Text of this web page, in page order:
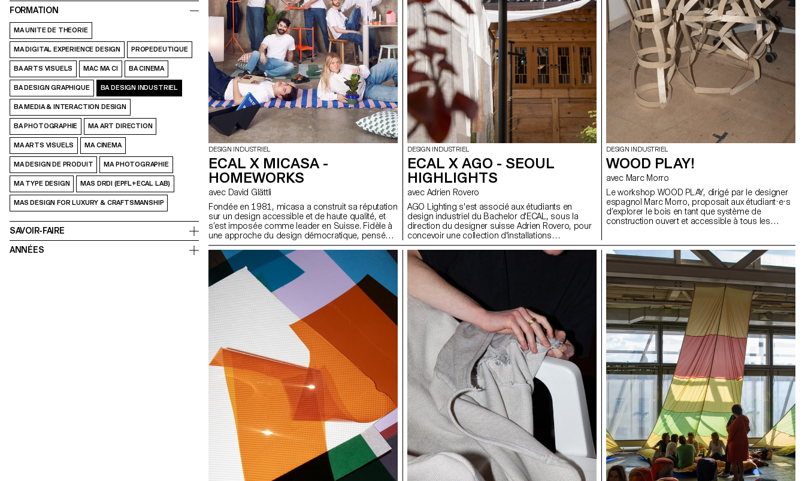
FORMATION
MA UNITE DE THEORIE
MA DIGITAL EXPERIENCE DESIGN PROPEDEUTIQUE
BA ARTS VISUELS MAC MA CI BA CINEMA
BA DESIGN GRAPHIQUE BA DESIGN INDUSTRIEL
BA MEDIA & INTERACTION DESIGN
BA PHOTOGRAPHIE MA ART DIRECTION
MA ARTS VISUELS MA CINEMA
MA DESIGN DE PRODUIT MA PHOTOGRAPHIE
MA TYPE DESIGN MAS DRDI (EPFL+ECAL LAB)
MAS DESIGN FOR LUXURY & CRAFTSMANSHIP
SAVOIR-FAIRE
ANNÉES
DESIGN INDUSTRIEL
ECAL X MICASA -
HOMEWORKS
avec David Glättli
Fondée en 1981, micasa a construit sa réputation
sur un design accessible et de haute qualité, et
s’est imposée comme leader en Suisse. Fidèle à
une approche du design démocratique, pensée
pour s’intégrer naturellement au quotidien,
l’entreprise s’est associée à l'ECAL pour
développer HOMEWORKS, une collection limitée
invitant une nouvelle génération à repenser la
manière dont les espaces de vie se façonnent et
la façon dont le design peut devenir une présence
active et porteuse de sens dans les usages de
tous les jours.
DESIGN INDUSTRIEL
ECAL X AGO - SEOUL
HIGHLIGHTS
avec Adrien Rovero
AGO Lighting s'est associé aux étudiants en
design industriel du Bachelor d'ECAL, sous la
direction du designer suisse Adrien Rovero, pour
concevoir une collection d'installations
lumineuses destinées à des lieux publics tels que
des musées, des halls d'hôtel, des cafés, etc. En
mettant principalement l'accent sur l'aspect
spatial de la lumière, notre approche a consisté à
concevoir des structures lumineuses à partir des
composants fournis par AGO et inspirées par le
tissu urbain de Séoul, plutôt que de créer de
simples lampes.
DESIGN INDUSTRIEL
WOOD PLAY!
avec Marc Morro
Le workshop WOOD PLAY, dirigé par le designer
espagnol Marc Morro, proposait aux étudiant·e·s
d’explorer le bois en tant que système de
construction ouvert et accessible à tous les
modules ludiques et reconfigurables, exploitant
les potentialités et les contraintes du matériau,
tout en évitant une approche formelle trop
enfantine.